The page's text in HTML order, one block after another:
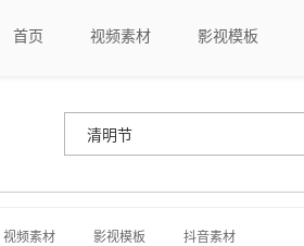
首页 视频素材 影视模板
视频素材 影视模板 抖音素材